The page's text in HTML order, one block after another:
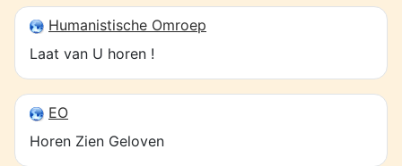
Humanistische Omroep
Laat van U horen !
EO
Horen Zien Geloven